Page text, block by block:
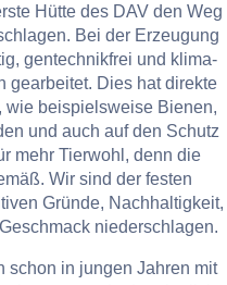
Hütte des DAV den Weg
Bei der Erzeugung
gentechnikfrei und klima-
gearbeitet. Dies hat direkte
wie beispielsweise Bienen,
und auch auf den Schutz
mehr Tierwohl, denn die
Wir sind der festen
Gründe, Nachhaltigkeit,
niederschlagen.
schon in jungen Jahren mit